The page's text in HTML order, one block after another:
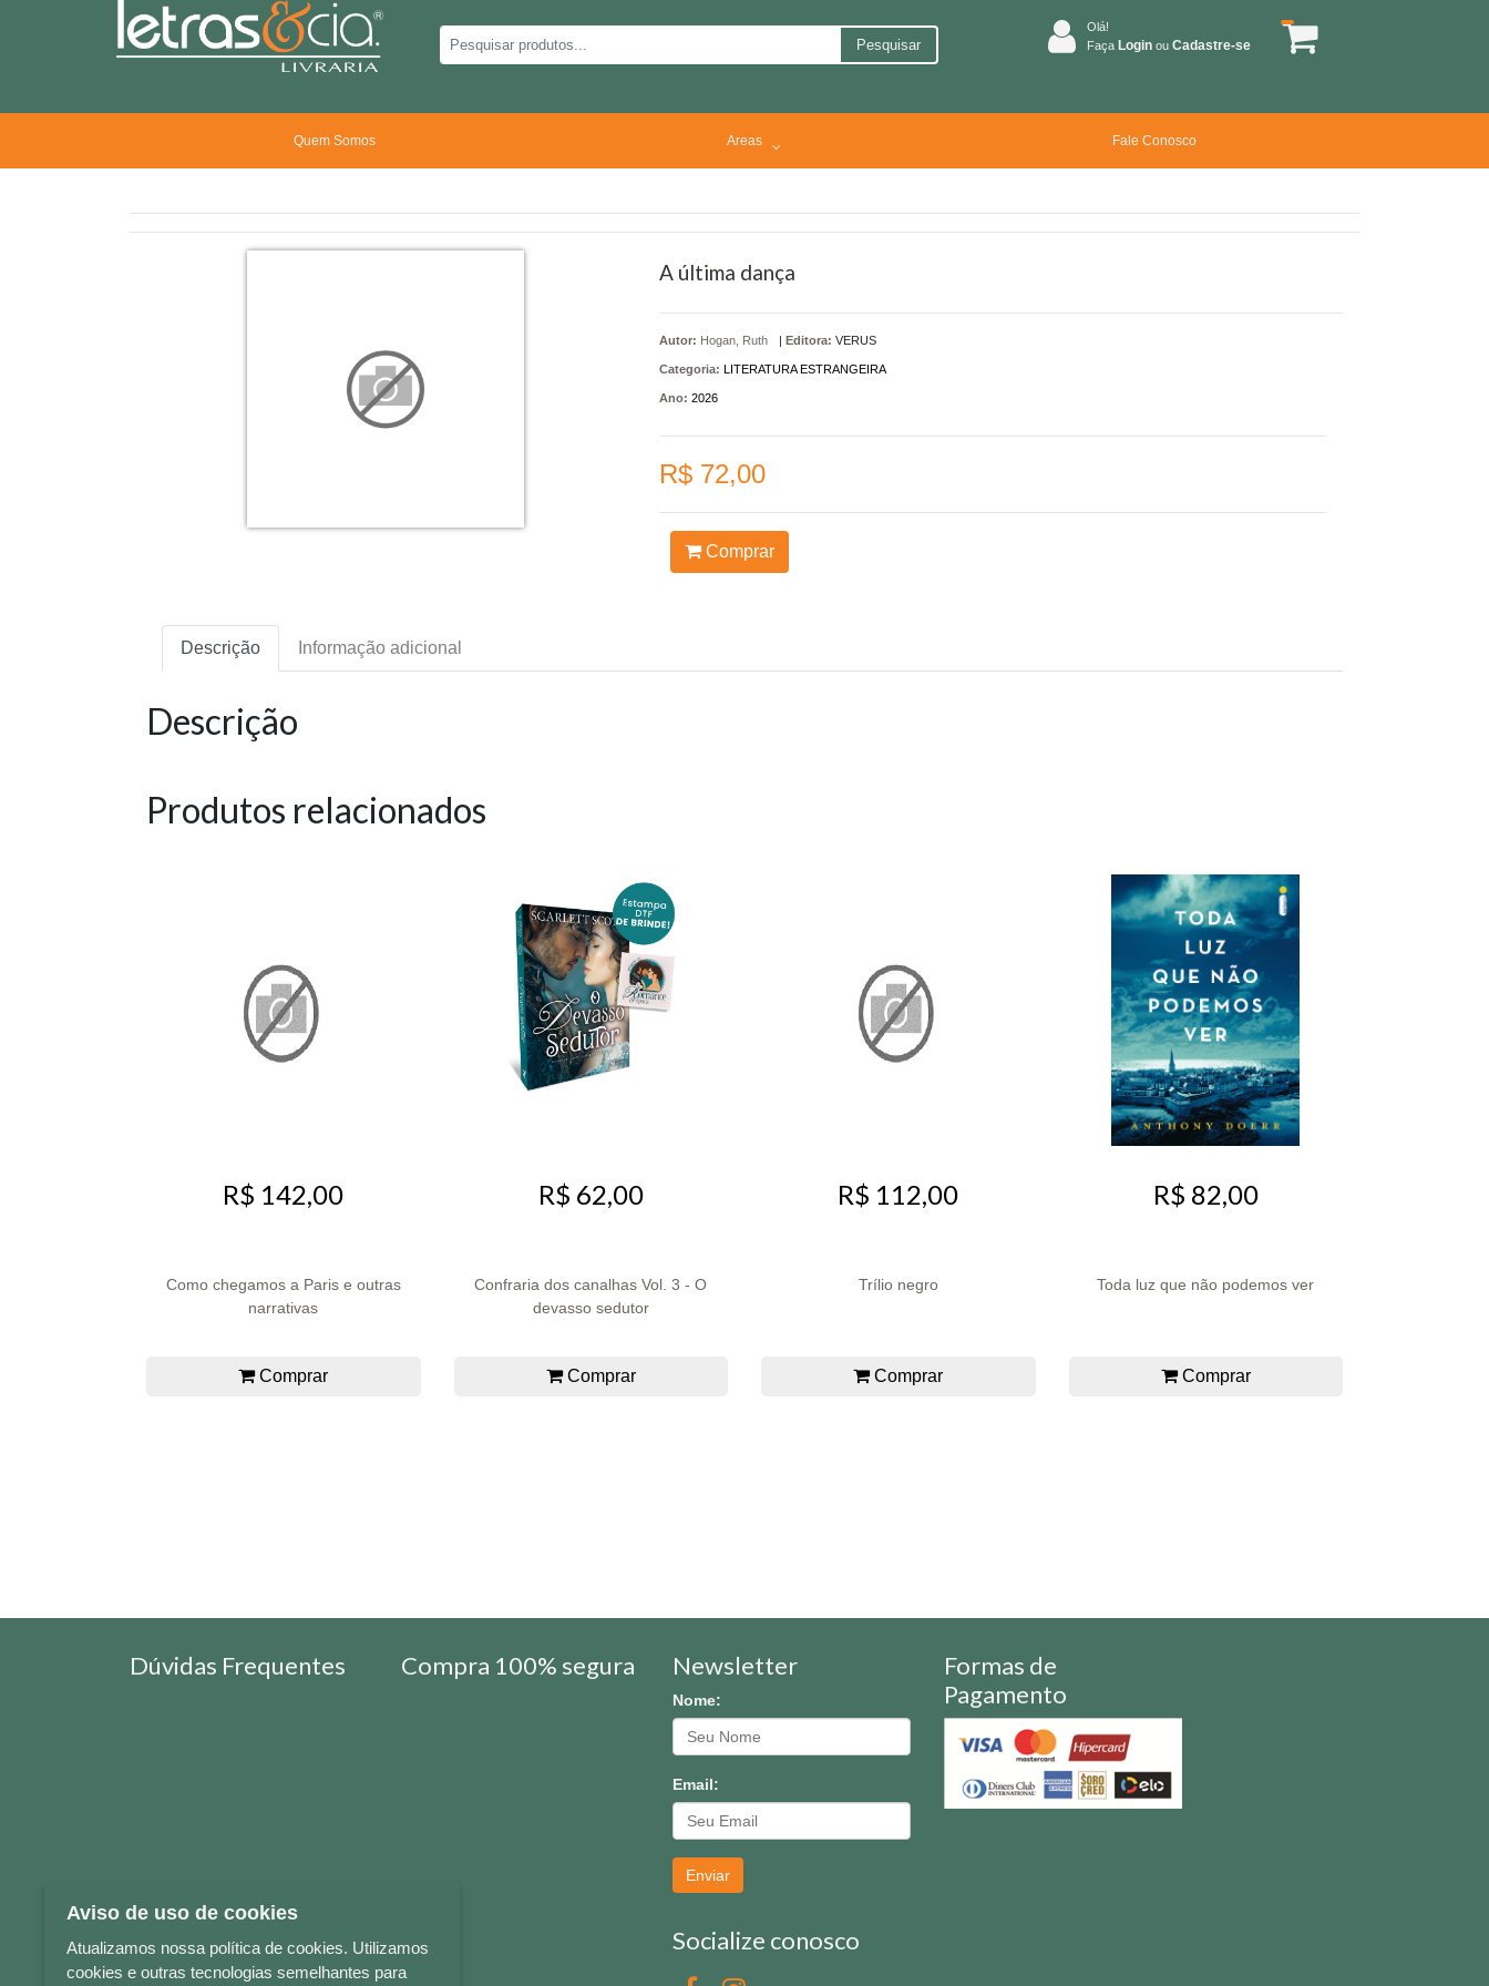
Pesquisar
Olá!
Faça Login ou Cadastre-se
Quem Somos Areas Fale Conosco
A última dança
Autor: Hogan, Ruth | Editora: VERUS
Categoria: LITERATURA ESTRANGEIRA
Ano: 2026
R$ 72,00
Comprar
Descrição Informação adicional
Descrição
Produtos relacionados
R$ 142,00
Como chegamos a Paris e outras
narrativas
Comprar
R$ 62,00
Confraria dos canalhas Vol. 3 - O
devasso sedutor
Comprar
R$ 112,00
Trílio negro
Comprar
R$ 82,00
Toda luz que não podemos ver
Comprar
Dúvidas Frequentes Compra 100% segura Newsletter
Nome:
Email:
Enviar
Socialize conosco
Formas de
Pagamento
Aviso de uso de cookies
Atualizamos nossa política de cookies. Utilizamos
cookies e outras tecnologias semelhantes para